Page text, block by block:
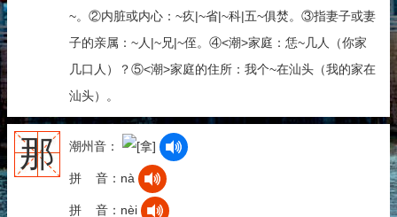
~。②内脏或内心：~疚|~省|~科|五~俱焚。③指妻子或妻
子的亲属：~人|~兄|~侄。④<潮>家庭：恁~几人（你家
几口人）？⑤<潮>家庭的住所：我个~在汕头（我的家在
汕头）。
那 潮州音：
拼 音：nà
拼 音：nèi